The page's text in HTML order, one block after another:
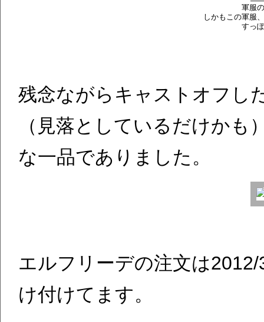
軍服
しかもこの軍服
すっ
残念ながらキャストオフし
（見落としているだけか
な一品でありました。
エルフリーデの注文は
け付けてます。